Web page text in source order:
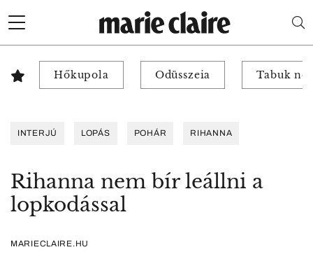
Hőkupola Odüsszeia Tabuk
INTERJÚ LOPÁS POHÁR RIHANNA
Rihanna nem bír leállni a
lopkodással
MARIECLAIRE.HU